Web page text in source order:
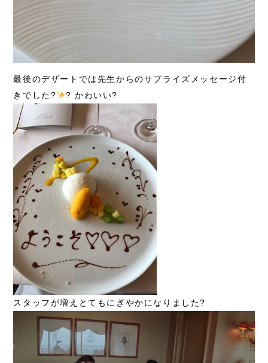
最後のデザートでは先生からのサプライズメッセージ付
きでした?
? かわいい?
スタッフが増えとてもにぎやかになりました?